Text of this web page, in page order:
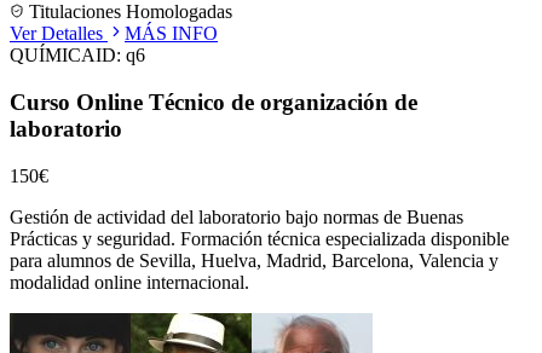
Titulaciones Homologadas
Ver Detalles
MÁS INFO
QUÍMICAID: q6
Curso Online Técnico de organización de
laboratorio
150€
Gestión de actividad del laboratorio bajo normas de Buenas
Prácticas y seguridad. Formación técnica especializada disponible
para alumnos de Sevilla, Huelva, Madrid, Barcelona, Valencia y
modalidad online internacional.